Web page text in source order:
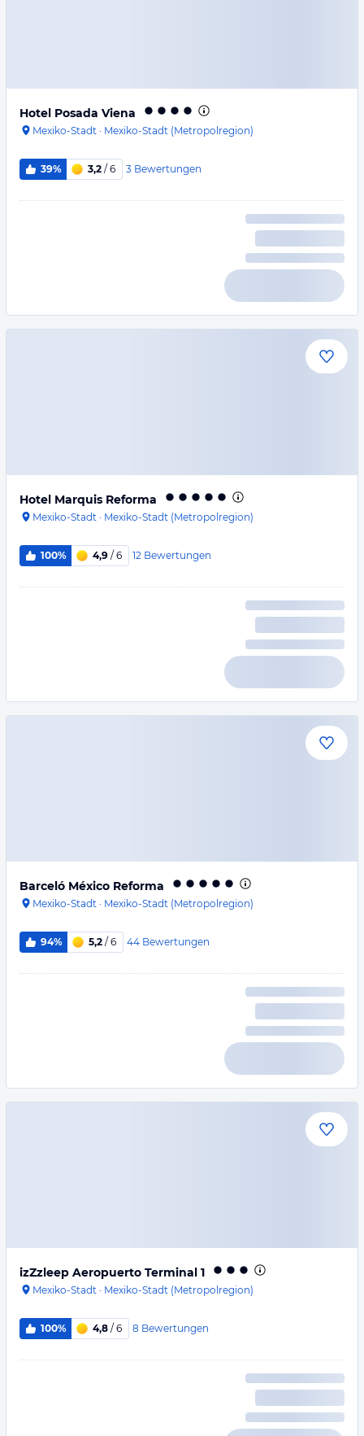
Hotel Posada Viena
Mexiko-Stadt · Mexiko-Stadt (Metropolregion)
39% 3,2 / 6 3 Bewertungen
Hotel Marquis Reforma
Mexiko-Stadt · Mexiko-Stadt (Metropolregion)
100% 4,9 / 6 12 Bewertungen
Barceló México Reforma
Mexiko-Stadt · Mexiko-Stadt (Metropolregion)
94% 5,2 / 6 44 Bewertungen
izZzleep Aeropuerto Terminal 1
Mexiko-Stadt · Mexiko-Stadt (Metropolregion)
100% 4,8 / 6 8 Bewertungen